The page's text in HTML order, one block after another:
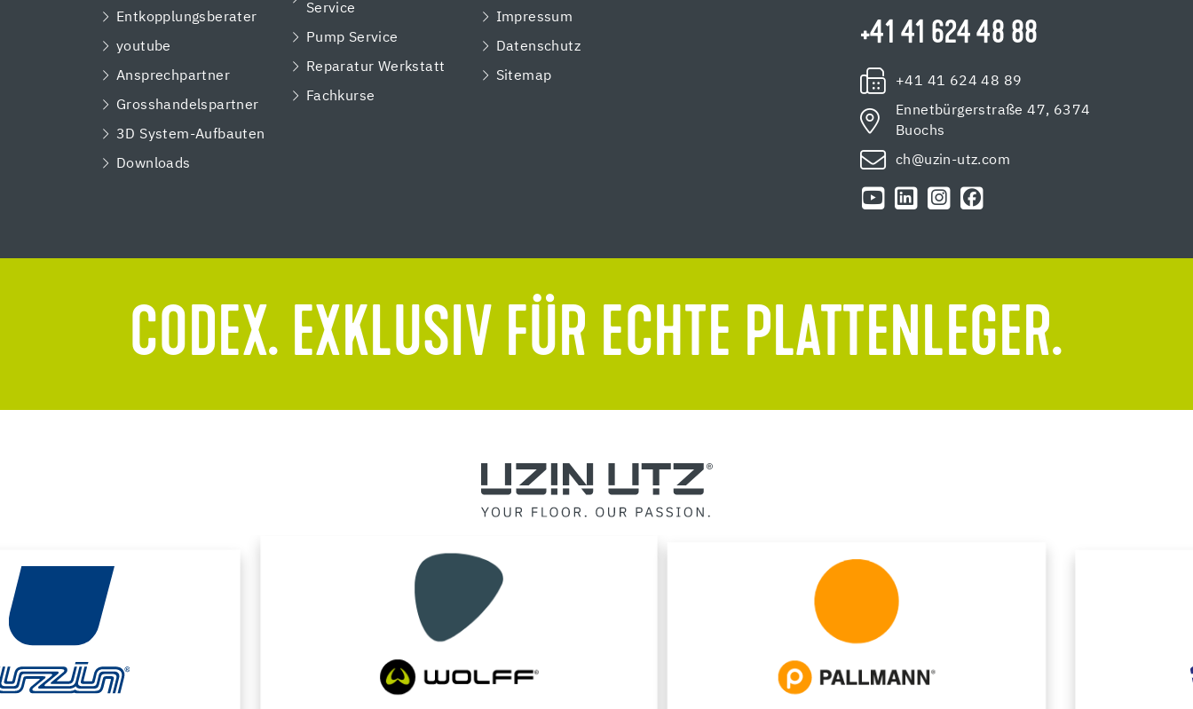
Entkopplungsberater
youtube
Ansprechpartner
Grosshandelspartner
3D System-Aufbauten
Downloads
Service
Pump Service
Reparatur Werkstatt
Fachkurse
Impressum
Datenschutz
Sitemap
+41 41 624 48 88
+41 41 624 48 89
Ennetbürgerstraße 47, 6374
Buochs
ch@uzin-utz.com
CODEX. EXKLUSIV FÜR ECHTE PLATTENLEGER.